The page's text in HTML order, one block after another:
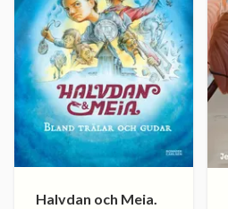
Halvdan och Meia.